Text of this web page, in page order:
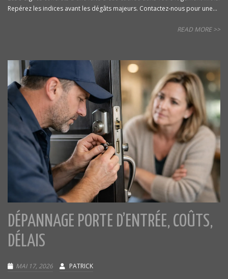
Repérez les indices avant les dégâts majeurs. Contactez-nous pour une...
READ MORE >>
DÉPANNAGE PORTE D’ENTRÉE, COÛTS,
DÉLAIS
MAI 17, 2026 PATRICK